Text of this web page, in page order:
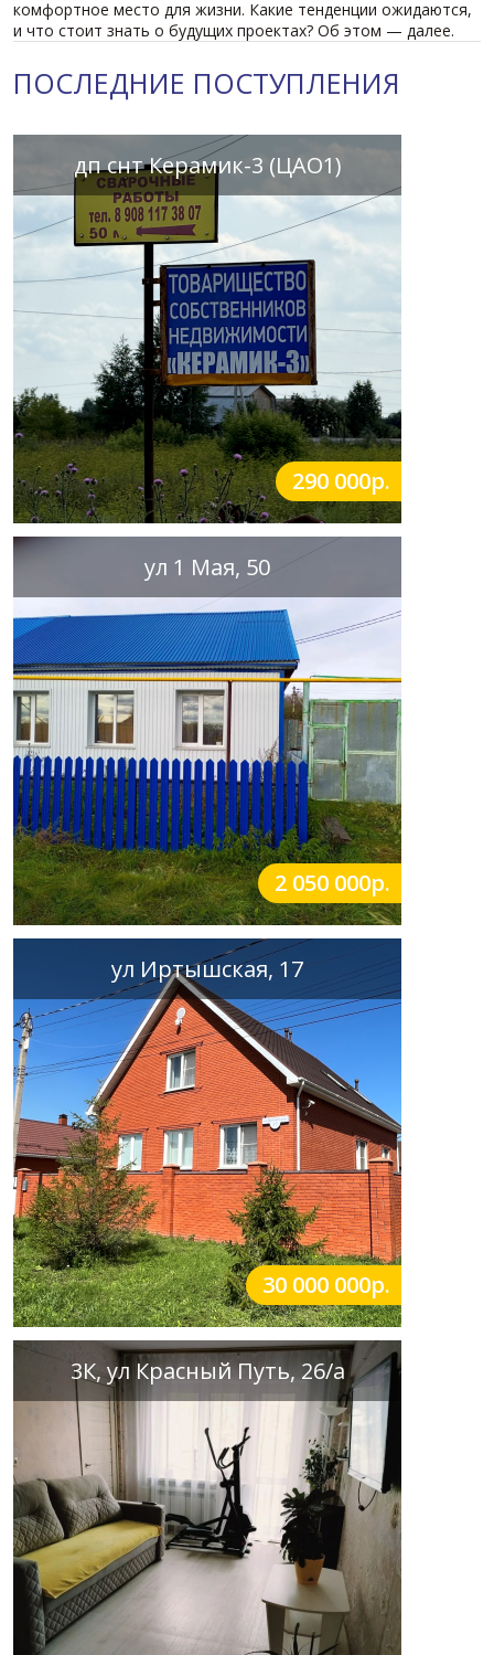
комфортное место для жизни. Какие тенденции ожидаются,
и что стоит знать о будущих проектах? Об этом — далее.
ПОСЛЕДНИЕ ПОСТУПЛЕНИЯ
дп снт Керамик-3 (ЦАО1)
290 000р.
ул 1 Мая, 50
2 050 000р.
ул Иртышская, 17
30 000 000р.
3К, ул Красный Путь, 26/а